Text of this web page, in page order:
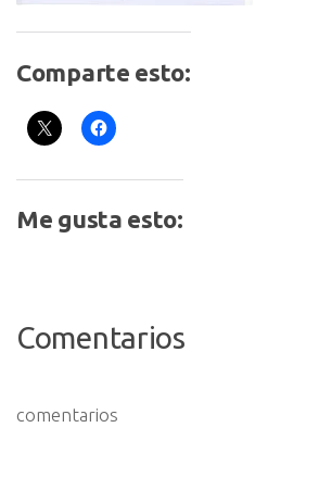
Comparte esto:
Me gusta esto:
Comentarios
comentarios